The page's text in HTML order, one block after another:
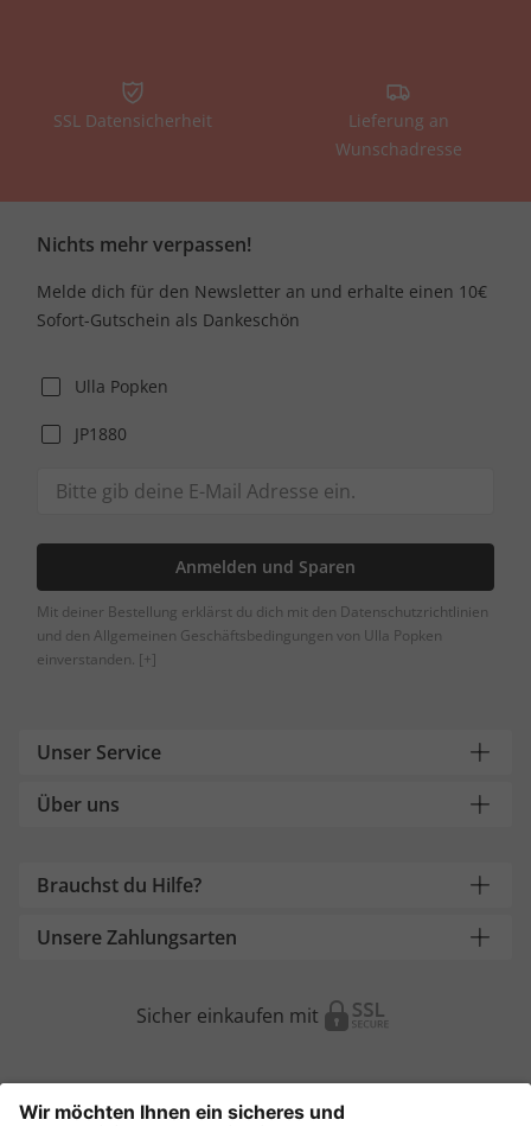
SSL Datensicherheit
Lieferung an
Wunschadresse
Nichts mehr verpassen!
Melde dich für den Newsletter an und erhalte einen 10€
Sofort-Gutschein als Dankeschön
Ulla Popken
JP1880
Anmelden und Sparen
Mit deiner Bestellung erklärst du dich mit den Datenschutzrichtlinien
und den Allgemeinen Geschäftsbedingungen von Ulla Popken
einverstanden. [+]
Unser Service
Über uns
Brauchst du Hilfe?
Unsere Zahlungsarten
Sicher einkaufen mit
Weitere Onlineshops